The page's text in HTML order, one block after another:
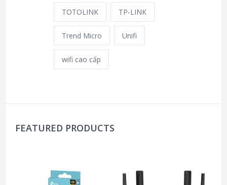
TOTOLINK TP-LINK
Trend Micro Unifi
wifi cao cấp
FEATURED PRODUCTS